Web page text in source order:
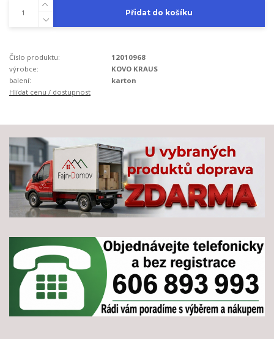
Přidat do košíku
Číslo produktu:
12010968
výrobce:
KOVO KRAUS
balení:
karton
Hlídat cenu / dostupnost